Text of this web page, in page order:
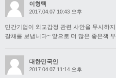
이형택
2017.04.07 10:43 오후
민간기업이 외교감정 관련 사안을 무시하
갈채를 보냅니다~ 앞으로 더 많은 좋은책
대한민국인
2017.04.07 11:14 오후